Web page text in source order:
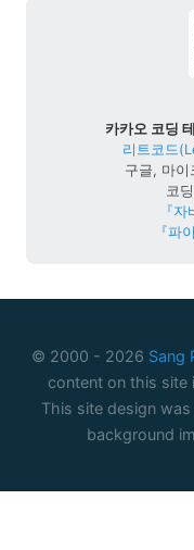
카카오 코딩
리트코드
구글, 마이
코
『
『파
© 2000 - 2026 Sang
content on this site
This site design
background